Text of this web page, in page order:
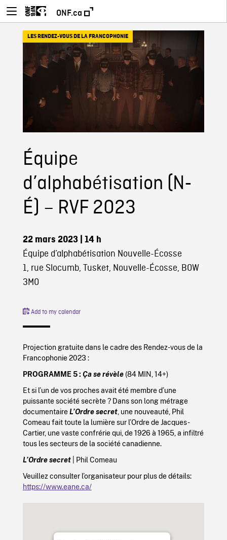
ONF.ca
LES RENDEZ-VOUS DE LA FRANCOPHONIE
Équipe
d’alphabétisation (N-
É) – RVF 2023
22 mars 2023| 14 h
Équipe d’alphabétisation Nouvelle-Écosse
1, rue Slocumb, Tusket, Nouvelle-Écosse, B0W
3M0
Add to my calendar
Projection gratuite dans le cadre des Rendez-vous de la
Francophonie 2023 :
PROGRAMME 5 : Ça se révèle (84 MIN, 14+)
Et si l’un de vos proches avait été membre d’une
puissante société secrète ? Dans son long métrage
documentaireL’Ordre secret, une nouveauté, Phil
Comeau fait toute la lumière sur l’Ordre de Jacques-
Cartier, une vaste confrérie qui, de 1926 à 1965, a infiltré
tous les secteurs de la société canadienne.
L’Ordre secret| Phil Comeau
Veuillez consulter l’organisateur pour plus de détails:
https://www.eane.ca/